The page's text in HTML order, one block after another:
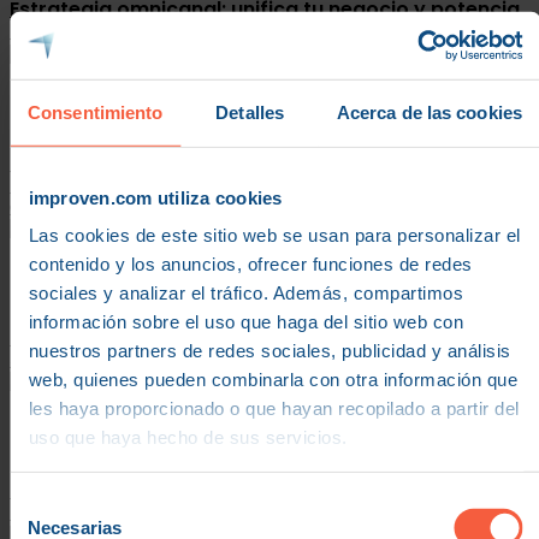
Consentimiento Detalles Acerca de las cookies
improven.com utiliza cookies
Las cookies de este sitio web se usan para personalizar el
contenido y los anuncios, ofrecer funciones de redes
sociales y analizar el tráfico. Además, compartimos
información sobre el uso que haga del sitio web con
nuestros partners de redes sociales, publicidad y análisis
web, quienes pueden combinarla con otra información que
les haya proporcionado o que hayan recopilado a partir del
uso que haya hecho de sus servicios.
Selección
Necesarias
Estrategia omnicanal: unifica tu negocio y potencia
la rentabilidad
-julio 2026
ayudó a una empresa alimentaria a gestionar mejor
el absentismo
Artículo, Operaciones
-julio 2026
Cómo mejorar la gestión de la cadena de
suministro en un entorno incierto
Artículo
Transformación digital
junio 2026